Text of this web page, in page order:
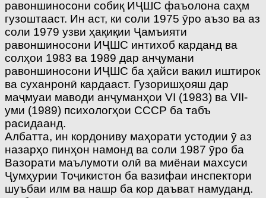
равоншиносони собиқ ИҶШС фаъолона саҳм
гузоштааст. Ин аст, ки соли 1975 ӯро аъзо ва аз
соли 1979 узви ҳақиқии Ҷамъияти
равоншиносони ИҶШС интихоб карданд ва
солҳои 1983 ва 1989 дар анҷумани
равоншиносони ИҶШС ба ҳайси вакил иштирок
ва суханронӣ кардааст. Гузоришҳояш дар
маҷмуаи маводи анҷуманҳои VI (1983) ва VII-
уми (1989) психологҳои СССР ба табъ
расидаанд.
Албатта, ин кордониву маҳорати устодии ӯ аз
назарҳо пинҳон намонд ва соли 1987 ӯро ба
Вазорати маълумоти олӣ ва миёнаи махсуси
Ҷумҳурии Тоҷикистон ба вазифаи инспектори
шуъбаи илм ва нашр ба кор даъват намуданд.